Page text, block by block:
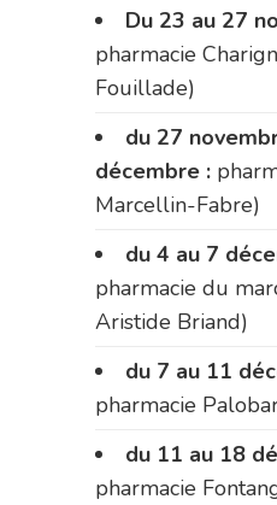
Du 23 au 27
pharmacie
Fouillade)
du 27
décembre :
Marcellin-Fabre)
du 4 au 7
pharmacie du
Aristide Briand)
du 7 au 11
pharmacie
du 11 au 18
pharmacie